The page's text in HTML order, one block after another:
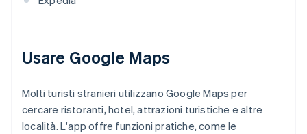
Usare Google Maps
Molti turisti stranieri utilizzano Google Maps per
cercare ristoranti, hotel, attrazioni turistiche e altre
località. L'app offre funzioni pratiche, come le